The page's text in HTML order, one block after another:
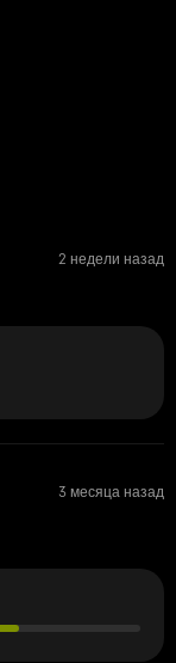
2 недели назад
3 месяца назад